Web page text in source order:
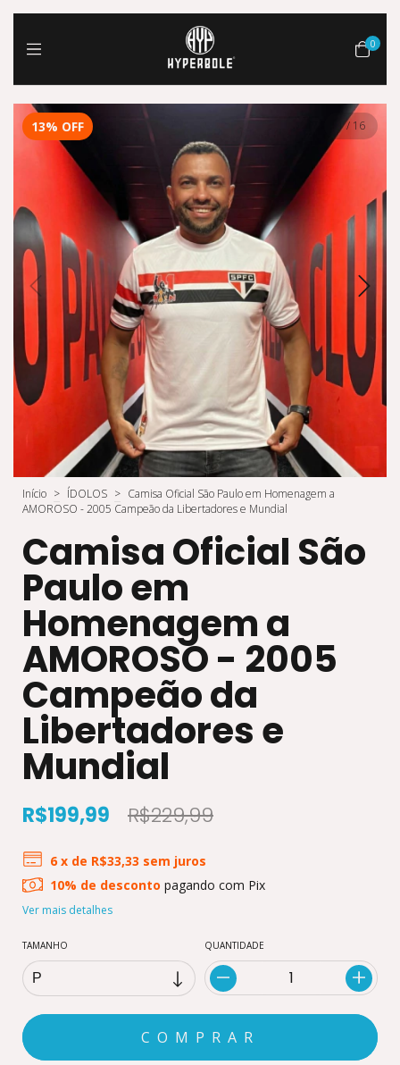
0
13% OFF 1/ 16
Início > ÍDOLOS > Camisa Oficial São Paulo em Homenagem a
AMOROSO - 2005 Campeão da Libertadores e Mundial
Camisa Oficial São
Paulo em
Homenagem a
AMOROSO - 2005
Campeão da
Libertadores e
Mundial
R$199,99 R$229,99
6 x de R$33,33 sem juros
10% de desconto pagando com Pix
Ver mais detalhes
TAMANHO QUANTIDADE